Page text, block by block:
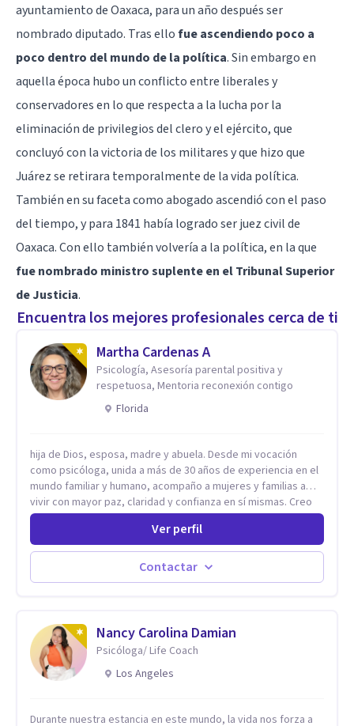
ayuntamiento de Oaxaca, para un año después ser
nombrado diputado. Tras ellofue ascendiendo poco a
poco dentro del mundo de la política. Sin embargo en
aquella época hubo un conflicto entre liberales y
conservadores en lo que respecta a la lucha por la
eliminación de privilegios del clero y el ejército, que
concluyó con la victoria de los militares y que hizo que
Juárez se retirara temporalmente de la vida política.
También en su faceta como abogado ascendió con el paso
del tiempo, y para 1841 había logrado ser juez civil de
Oaxaca. Con ello también volvería a la política, en la que
fue nombrado ministro suplente en el Tribunal Superior
de Justicia.
Encuentra los mejores profesionales cerca de ti
Martha Cardenas A
Psicología, Asesoría parental positiva y
respetuosa, Mentoria reconexión contigo
Florida
hija de Dios, esposa, madre y abuela. Desde mi vocación
como psicóloga, unida a más de 30 años de experiencia en el
mundo familiar y humano, acompaño a mujeres y familias a
vivir con mayor paz, claridad y confianza en sí mismas. Creo
profundamente que la vida está hecha de etapas, y que cada
ciclo —personal, emocional, espiritual y familiar— trae
oportunidades de crecimiento. Por eso utilizo una
combinación de psicología positiva, enfoque humanista,
herramientas contemporáneas de bienestar mental y
eres. Mi misión es ayudarte a ordenar tu mundo interior, sanar
lo que aún pesa, fortalecer tu autoestima, transformar la
relación contigo misma y con quienes amas, y enseñarte
herramientas prácticas para navegar la vida familiar con amor,
Ver perfil
Contactar
Nancy Carolina Damian
Psicóloga/ Life Coach
Los Angeles
Durante nuestra estancia en este mundo, la vida nos forza a